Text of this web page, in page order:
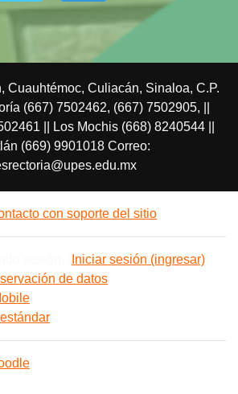
Cuauhtémoc, Culiacán, Sinaloa, C.P.
(667) 7502462, (667) 7502905, ||
|| Los Mochis (668) 8240544 ||
(669) 9901018 Correo:
con soporte del sitio
Iniciar sesión (ingresar)
de datos